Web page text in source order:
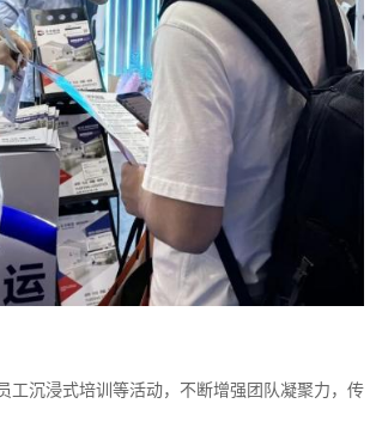
工沉浸式培训等活动，不断增强团队凝聚力，传